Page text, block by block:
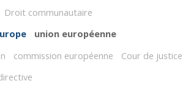
Droit communautaire
union européenne
commission européenne
Cour de justice